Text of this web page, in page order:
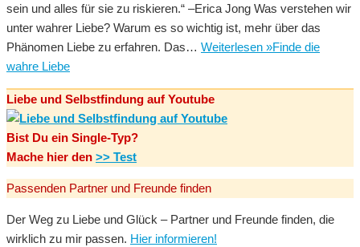
sein und alles für sie zu riskieren.“ –Erica Jong Was verstehen wir
unter wahrer Liebe? Warum es so wichtig ist, mehr über das
Phänomen Liebe zu erfahren. Das… Weiterlesen »Finde die
wahre Liebe
Liebe und Selbstfindung auf Youtube
Bist Du ein Single-Typ?
Mache hier den >> Test
Passenden Partner und Freunde finden
Der Weg zu Liebe und Glück – Partner und Freunde finden, die
wirklich zu mir passen. Hier informieren!